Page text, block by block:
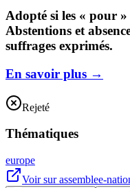
Adopté si les « pour »
Abstentions et
suffrages exprimés.
En savoir plus →
Rejeté
Thématiques
europe
Voir surassemblee-